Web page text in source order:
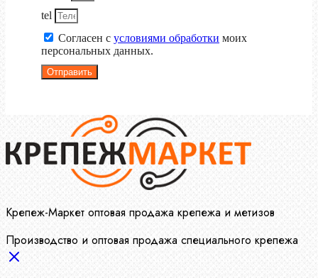
tel
Согласен с условиями обработки моих
персональных данных.
Отправить
Крепеж-Маркет оптовая продажа крепежа и метизов
Производство и оптовая продажа специального крепежа